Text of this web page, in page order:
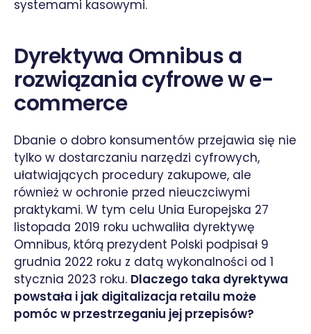
systemami kasowymi.
Dyrektywa Omnibus a
rozwiązania cyfrowe w e-
commerce
Dbanie o dobro konsumentów przejawia się nie
tylko w dostarczaniu narzędzi cyfrowych,
ułatwiających procedury zakupowe, ale
również w ochronie przed nieuczciwymi
praktykami. W tym celu Unia Europejska 27
listopada 2019 roku uchwaliła dyrektywę
Omnibus, którą prezydent Polski podpisał 9
grudnia 2022 roku z datą wykonalności od 1
stycznia 2023 roku. Dlaczego taka dyrektywa
powstała i jak digitalizacja retailu może
pomóc w przestrzeganiu jej przepisów?